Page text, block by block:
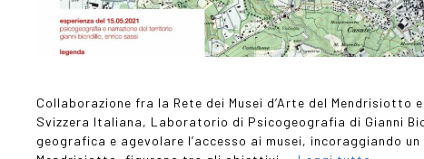
Collaborazione fra la Rete dei Musei d’Arte del
Svizzera Italiana, Laboratorio di Psicogeografia di Gianni
geografica e agevolare l’accesso ai musei, incoraggiando